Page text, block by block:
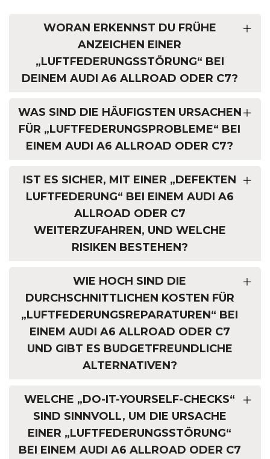
WORAN ERKENNST DU FRÜHE
ANZEICHEN EINER
„LUFTFEDERUNGSSTÖRUNG“ BEI
DEINEM AUDI A6 ALLROAD ODER C7?
WAS SIND DIE HÄUFIGSTEN URSACHEN
FÜR „LUFTFEDERUNGSPROBLEME“ BEI
EINEM AUDI A6 ALLROAD ODER C7?
IST ES SICHER, MIT EINER „DEFEKTEN
LUFTFEDERUNG“ BEI EINEM AUDI A6
ALLROAD ODER C7
WEITERZUFAHREN, UND WELCHE
RISIKEN BESTEHEN?
WIE HOCH SIND DIE
DURCHSCHNITTLICHEN KOSTEN FÜR
„LUFTFEDERUNGSREPARATUREN“ BEI
EINEM AUDI A6 ALLROAD ODER C7
UND GIBT ES BUDGETFREUNDLICHE
ALTERNATIVEN?
WELCHE „DO-IT-YOURSELF-CHECKS“
SIND SINNVOLL, UM DIE URSACHE
EINER „LUFTFEDERUNGSSTÖRUNG“
BEI EINEM AUDI A6 ALLROAD ODER C7